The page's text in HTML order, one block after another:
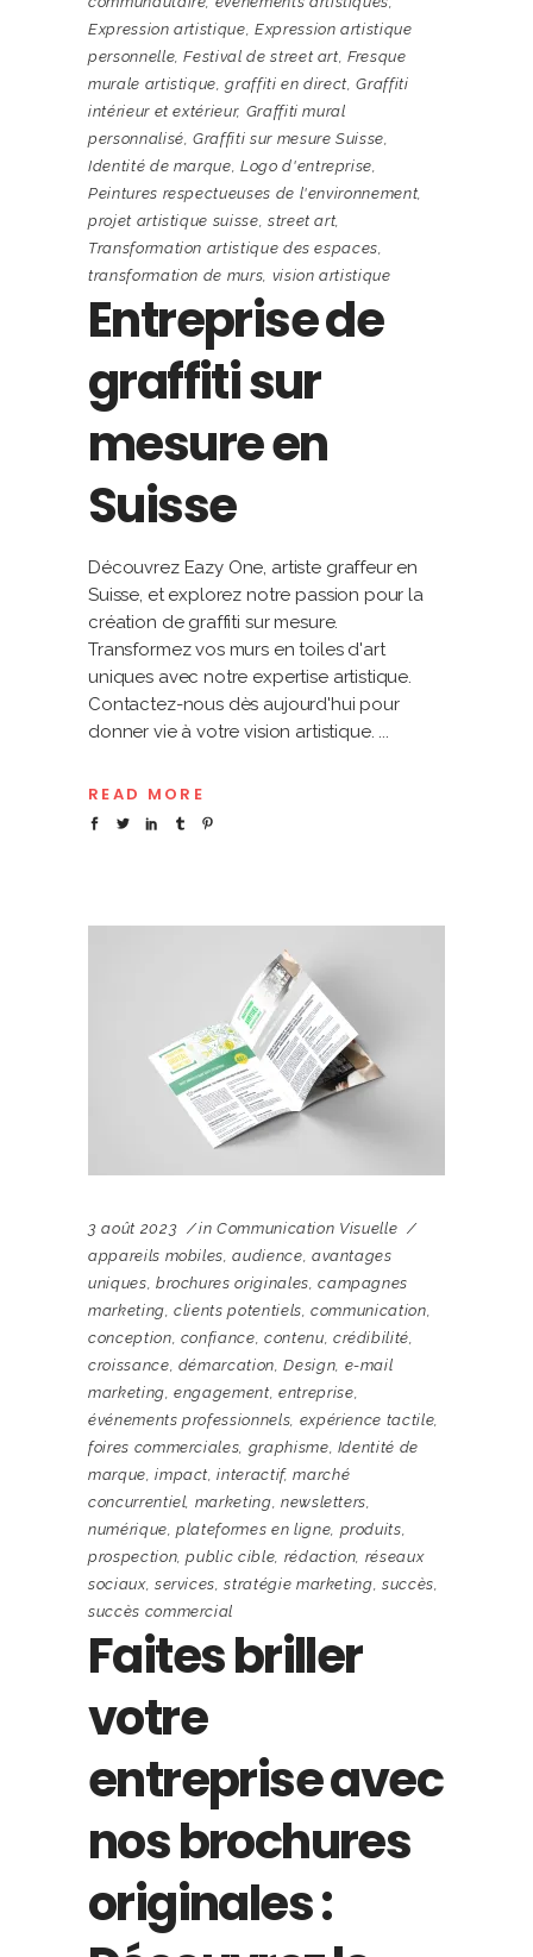
Expression artistique, Expression artistique
personnelle,Festival de street art,Fresque
murale artistique,graffiti en direct,Graffiti
intérieur et extérieur, Graffiti mural
personnalisé,Graffiti sur mesure Suisse,
Identité de marque,Logo d'entreprise,
Peintures respectueuses de l'environnement,
projet artistique suisse, street art,
Transformation artistique des espaces,
transformation de murs, vision artistique
Entreprise de
graffiti sur
mesure en
Suisse
Découvrez Eazy One, artiste graffeur en
Suisse, et explorez notre passion pour la
création de graffiti sur mesure.
Transformez vos murs en toiles d'art
uniques avec notre expertise artistique.
Contactez-nous dès aujourd'hui pour
donner vie à votre vision artistique.
READ MORE
3 août 2023 in Communication Visuelle
appareils mobiles ,audience avantages
uniques brochures originales ,campagnes
marketing ,clients potentiels ,communication
conception confiance contenu crédibilité
croissance démarcation ,Design e-mail
marketing ,engagement entreprise
événements professionnels expérience tactile
foires commerciales graphisme Identité de
marque ,impact ,interactif,marché
concurrentiel marketing newsletters
numérique ,plateformes en ligne produits
prospection ,public cible rédaction réseaux
sociaux, services ,stratégie marketing ,succès
succès commercial
Faites briller
votre
entreprise avec
nos brochures
originales :